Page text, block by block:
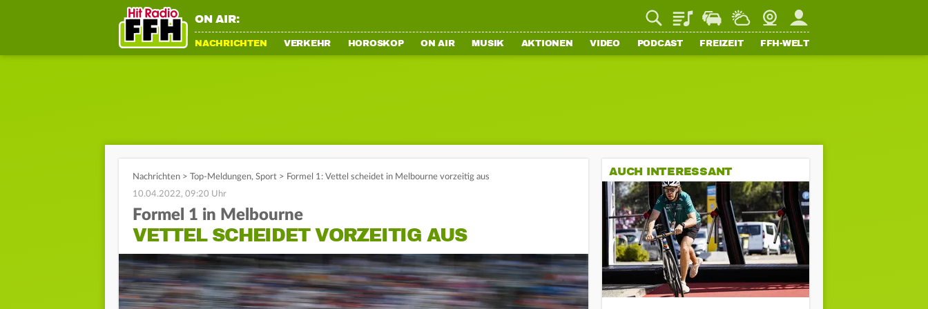
ON AIR: PlaylistStaupilotWetterWebcamMein FFH
NACHRICHTEN VERKEHR HOROSKOP ON AIR MUSIK AKTIONEN VIDEO PODCAST FREIZEIT FFH-WELT
Nachrichten > Top-Meldungen, Sport > Formel 1: Vettel scheidet in Melbourne vorzeitig aus
10.04.2022, 09:20 Uhr
Formel 1 in Melbourne
VETTEL SCHEIDET VORZEITIG AUS
AUCH INTERESSANT